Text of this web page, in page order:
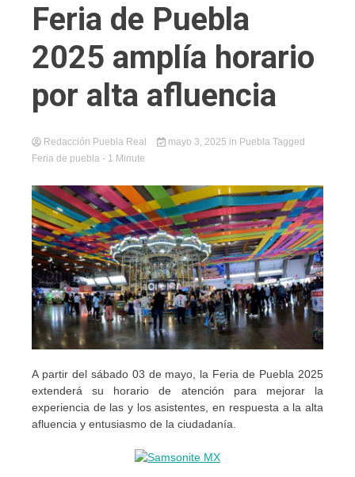
Feria de Puebla
2025 amplía horario
por alta afluencia
Redacción Puebla Real mayo 3, 2025 in Puebla Tagged
Feria de puebla - 1 Minute
A partir del sábado 03 de mayo, la Feria de Puebla 2025
extenderá su horario de atención para mejorar la
experiencia de las y los asistentes, en respuesta a la alta
afluencia y entusiasmo de la ciudadanía.